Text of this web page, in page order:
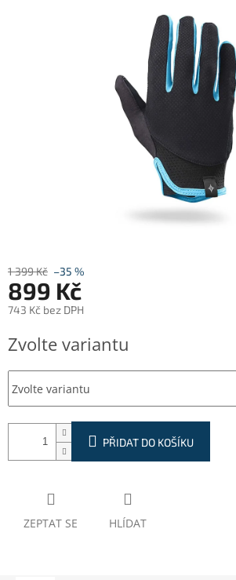
1 399 Kč –35 %
899 Kč
743 Kč bez DPH
cena:
Zvolte variantu
PŘIDAT DO KOŠÍKU
ZEPTAT SE HLÍDAT